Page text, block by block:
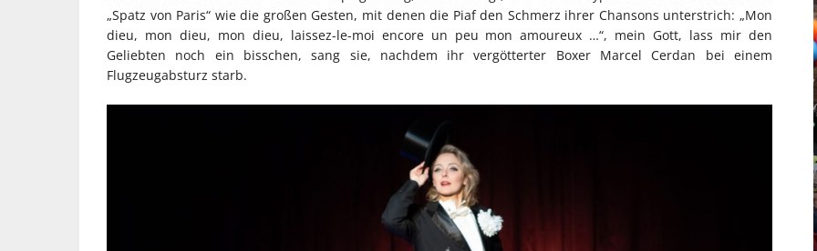
„Spatz von Paris“ wie die großen Gesten, mit denen die Piaf den Schmerz ihrer Chansons unterstrich: „Mon
dieu, mon dieu, mon dieu, laissez-le-moi encore un peu mon amoureux …“, mein Gott, lass mir den
Geliebten noch ein bisschen, sang sie, nachdem ihr vergötterter Boxer Marcel Cerdan bei einem
Flugzeugabsturz starb.
INDUSTRIELLER CHIC: WIE